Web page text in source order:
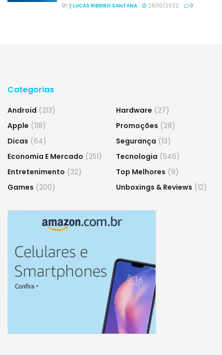
BY † LUCAS RIBEIRO SANTANA 28/10/2022 0
Categorias
Android (213)
Apple (118)
Dicas (64)
Economia E Mercado (251)
Entretenimento (32)
Games (200)
Hardware (27)
Promoções (28)
Segurança (13)
Tecnologia (546)
Top Melhores (9)
Unboxings & Reviews (12)